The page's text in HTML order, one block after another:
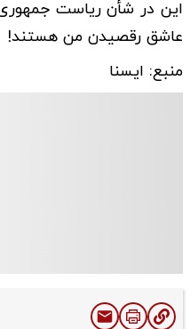
این در شأن ریاست
عاشق رقصیدن من هستند!
منبع: ایسنا